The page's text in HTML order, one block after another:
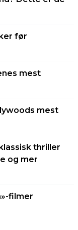
før
mest
mest
thriller
og mer
filmer